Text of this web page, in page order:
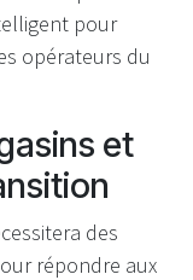
pour
opérateurs du
et
des
répondre aux